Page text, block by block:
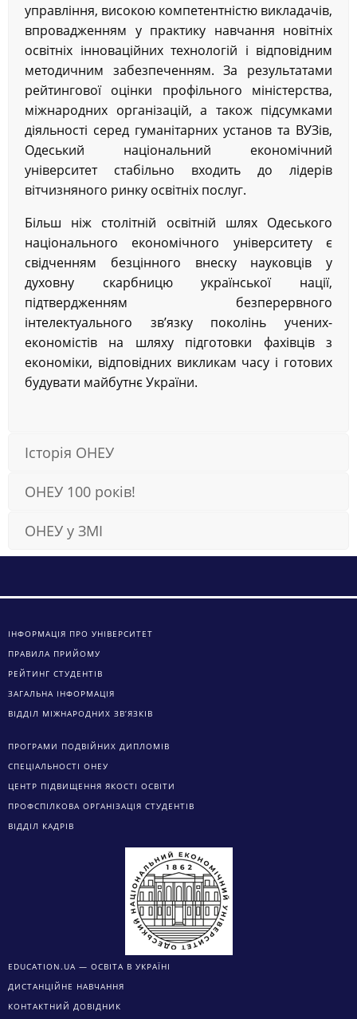
управління, високою компетентністю викладачів,
впровадженням у практику навчання новітніх
освітніх інноваційних технологій і відповідним
методичним забезпеченням. За результатами
рейтингової оцінки профільного міністерства,
міжнародних організацій, а також підсумками
діяльності серед гуманітарних установ та ВУЗів,
Одеський національний економічний
університет стабільно входить до лідерів
вітчизняного ринку освітніх послуг.
Більш ніж столітній освітній шлях Одеського
національного економічного університету є
свідченням безцінного внеску науковців у
духовну скарбницю української нації,
підтвердженням безперервного
інтелектуального зв’язку поколінь учених-
економістів на шляху підготовки фахівців з
економіки, відповідних викликам часу і готових
будувати майбутнє України.
Історія ОНЕУ
ОНЕУ 100 років!
ОНЕУ у ЗМІ
ІНФОРМАЦІЯ ПРО УНІВЕРСИТЕТ
ПРАВИЛА ПРИЙОМУ
РЕЙТИНГ СТУДЕНТІВ
ЗАГАЛЬНА ІНФОРМАЦІЯ
ВІДДІЛ МІЖНАРОДНИХ ЗВ’ЯЗКІВ
ПРОГРАМИ ПОДВІЙНИХ ДИПЛОМІВ
СПЕЦІАЛЬНОСТІ ОНЕУ
ЦЕНТР ПІДВИЩЕННЯ ЯКОСТІ ОСВІТИ
ПРОФСПІЛКОВА ОРГАНІЗАЦІЯ СТУДЕНТІВ
ВІДДІЛ КАДРІВ
EDUCATION.UA — ОСВІТА В УКРАЇНІ
ДИСТАНЦІЙНЕ НАВЧАННЯ
КОНТАКТНИЙ ДОВІДНИК